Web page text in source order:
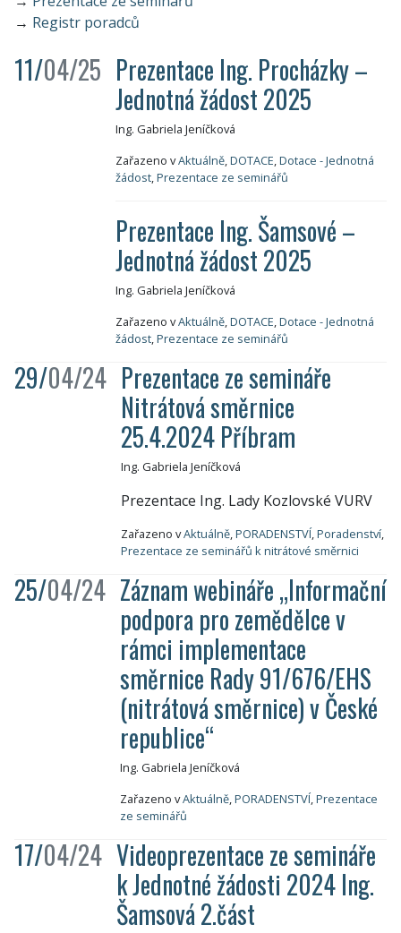
→ Registr poradců
11/04/25 Prezentace Ing. Procházky –
Jednotná žádost 2025
Ing. Gabriela Jeníčková
Zařazeno vAktuálně,DOTACE,Dotace - Jednotná
žádost,Prezentace ze seminářů
Prezentace Ing. Šamsové –
Jednotná žádost 2025
Ing. Gabriela Jeníčková
Zařazeno vAktuálně,DOTACE,Dotace - Jednotná
žádost,Prezentace ze seminářů
29/04/24 Prezentace ze semináře
Nitrátová směrnice
25.4.2024 Příbram
Ing. Gabriela Jeníčková
Prezentace Ing. Lady Kozlovské VURV
Zařazeno vAktuálně,PORADENSTVÍ,Poradenství,
Prezentace ze seminářů k nitrátové směrnici
25/04/24 Záznam webináře „Informační
podpora pro zemědělce v
rámci implementace
směrnice Rady 91/676/EHS
(nitrátová směrnice) v České
republice“
Ing. Gabriela Jeníčková
Zařazeno vAktuálně,PORADENSTVÍ,Prezentace
ze seminářů
17/04/24 Videoprezentace ze semináře
k Jednotné žádosti 2024 Ing.
Šamsová 2.část